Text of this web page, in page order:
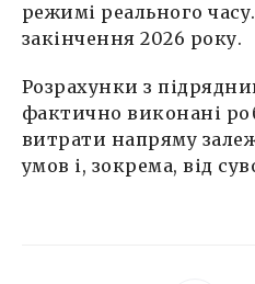
режимі реального
закінчення 2026 року.
Розрахунки з
фактично виконані
витрати напряму
умов і, зокрема, від